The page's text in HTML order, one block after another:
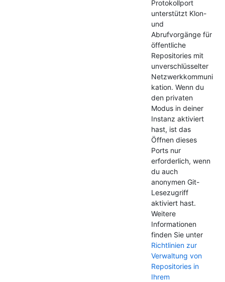
Protokollport
unterstützt Klon-
und
Abrufvorgänge für
öffentliche
Repositories mit
unverschlüsselter
Netzwerkkommuni
kation. Wenn du
den privaten
Modus in deiner
Instanz aktiviert
hast, ist das
Öffnen dieses
Ports nur
erforderlich, wenn
du auch
anonymen Git-
Lesezugriff
aktiviert hast.
Weitere
Informationen
finden Sie unter
Richtlinien zur
Verwaltung von
Repositories in
Ihrem